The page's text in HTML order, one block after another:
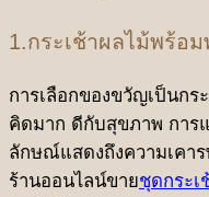
1.กระเช้าผลไม้พร้อ
การเลือกของขวัญเป็นกร
คิดมาก ดีกับสุขภาพ การ
ลักษณ์แสดงถึงความเคา
ร้านออนไลน์ขายชุดกระ